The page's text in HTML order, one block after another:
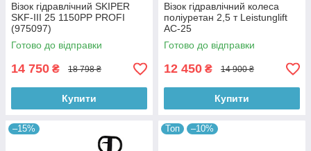
Візок гідравлічний SKIPER
SKF-III 25 1150PP PROFI
(975097)
Готово до відправки
14 750 ₴ 18 798 ₴
Купити
Візок гідравлічний колеса
поліуретан 2,5 т Leistunglift
AC-25
Готово до відправки
12 450 ₴ 14 900 ₴
Купити
–15% Топ –10%